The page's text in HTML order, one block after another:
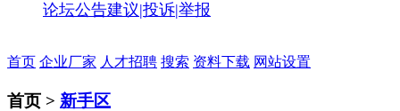
论坛公告建议|投诉|举报
首页 企业厂家 人才招聘 搜索 资料下载 网站设置
首页 > 新手区